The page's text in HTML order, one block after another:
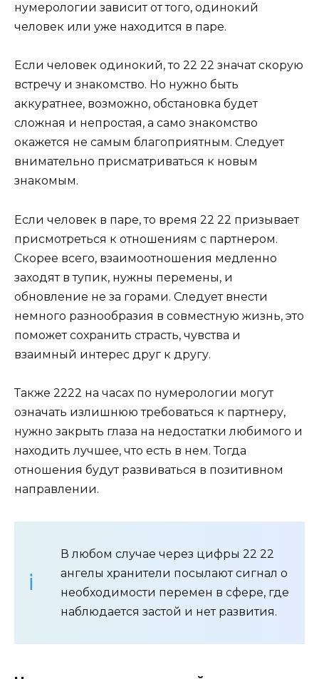
нумерологии зависит от того, одинокий
человек или уже находится в паре.
Если человек одинокий, то 22 22 значат скорую
встречу и знакомство. Но нужно быть
аккуратнее, возможно, обстановка будет
сложная и непростая, а само знакомство
окажется не самым благоприятным. Следует
внимательно присматриваться к новым
знакомым.
Если человек в паре, то время 22 22 призывает
присмотреться к отношениям с партнером.
Скорее всего, взаимоотношения медленно
заходят в тупик, нужны перемены, и
обновление не за горами. Следует внести
немного разнообразия в совместную жизнь, это
поможет сохранить страсть, чувства и
взаимный интерес друг к другу.
Также 2222 на часах по нумерологии могут
означать излишнюю требоваться к партнеру,
нужно закрыть глаза на недостатки любимого и
находить лучшее, что есть в нем. Тогда
отношения будут развиваться в позитивном
направлении.
В любом случае через цифры 22 22
ангелы хранители посылают сигнал о
необходимости перемен в сфере, где
наблюдается застой и нет развития.